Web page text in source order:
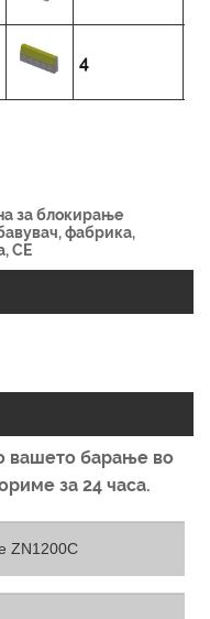
4
за блокирање
фабрика,
CE
вашето барање во
за 24 часа.